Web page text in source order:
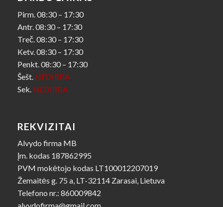
Pirm. 08:30 – 17:30
Antr. 08:30 – 17:30
Treč. 08:30 – 17:30
Ketv. 08:30 – 17:30
Penkt. 08:30 – 17:30
Šešt. NEDIRBA
Sek. NEDIRBA
REKVIZITAI
Alvydo firma MB
Įm. kodas 187862995
PVM mokėtojo kodas LT100012207019
Žemaitės g. 75 a, LT-32114 Zarasai, Lietuva
Telefono nr.: 860009842